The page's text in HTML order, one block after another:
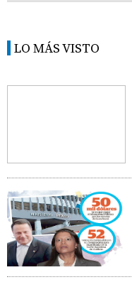
LO MÁS VISTO